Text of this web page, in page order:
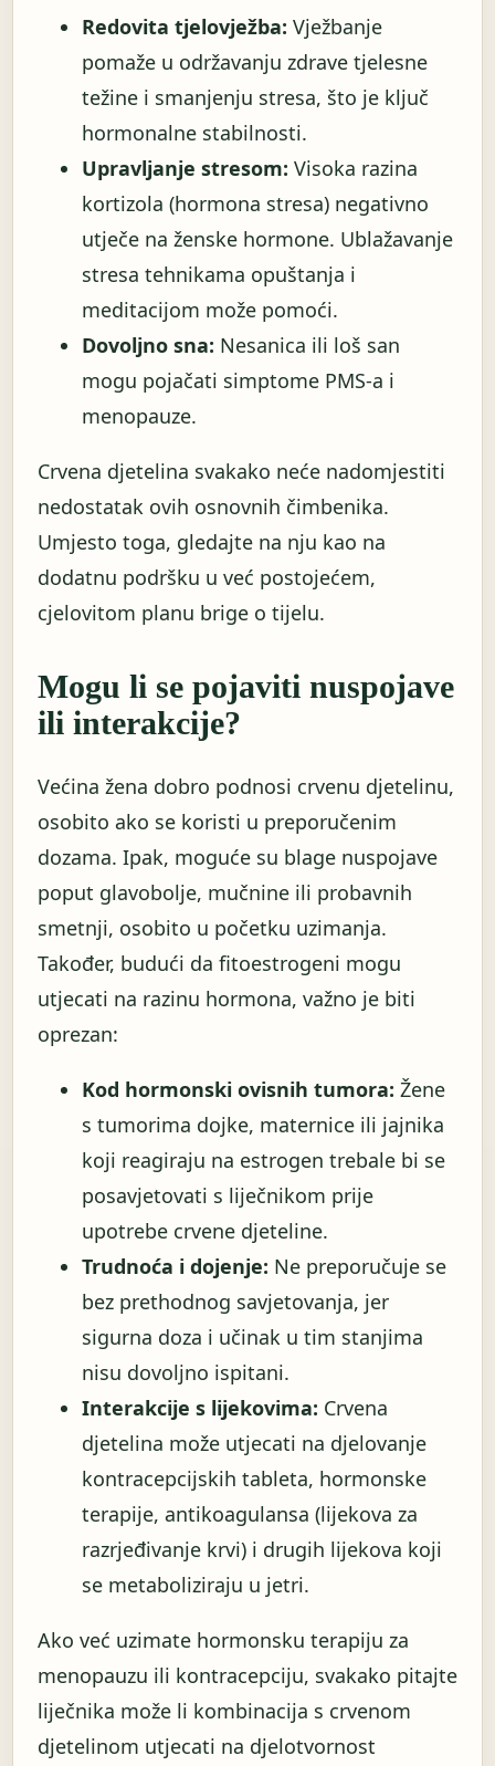
Redovita tjelovježba: Vježbanje
pomaže u održavanju zdrave tjelesne
težine i smanjenju stresa, što je ključ
hormonalne stabilnosti.
Upravljanje stresom: Visoka razina
kortizola (hormona stresa) negativno
utječe na ženske hormone. Ublažavanje
stresa tehnikama opuštanja i
meditacijom može pomoći.
Dovoljno sna: Nesanica ili loš san
mogu pojačati simptome PMS-a i
menopauze.
Crvena djetelina svakako neće nadomjestiti
nedostatak ovih osnovnih čimbenika.
Umjesto toga, gledajte na nju kao na
dodatnu podršku u već postojećem,
cjelovitom planu brige o tijelu.
Mogu li se pojaviti nuspojave
ili interakcije?
Većina žena dobro podnosi crvenu djetelinu,
osobito ako se koristi u preporučenim
dozama. Ipak, moguće su blage nuspojave
poput glavobolje, mučnine ili probavnih
smetnji, osobito u početku uzimanja.
Također, budući da fitoestrogeni mogu
utjecati na razinu hormona, važno je biti
oprezan:
Kod hormonski ovisnih tumora: Žene
s tumorima dojke, maternice ili jajnika
koji reagiraju na estrogen trebale bi se
posavjetovati s liječnikom prije
upotrebe crvene djeteline.
Trudnoća i dojenje: Ne preporučuje se
bez prethodnog savjetovanja, jer
sigurna doza i učinak u tim stanjima
nisu dovoljno ispitani.
Interakcije s lijekovima: Crvena
djetelina može utjecati na djelovanje
kontracepcijskih tableta, hormonske
terapije, antikoagulansa (lijekova za
razrjeđivanje krvi) i drugih lijekova koji
se metaboliziraju u jetri.
Ako već uzimate hormonsku terapiju za
menopauzu ili kontracepciju, svakako pitajte
liječnika može li kombinacija s crvenom
djetelinom utjecati na djelotvornost